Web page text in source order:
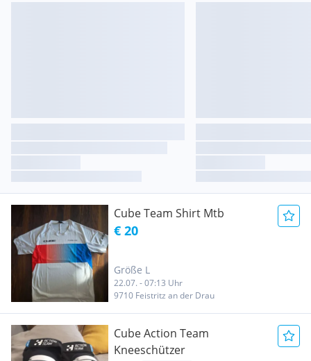
Cube Team Shirt Mtb
€ 20
Größe L
22.07. - 07:13 Uhr
9710 Feistritz an der Drau
Cube Action Team
Kneeschützer